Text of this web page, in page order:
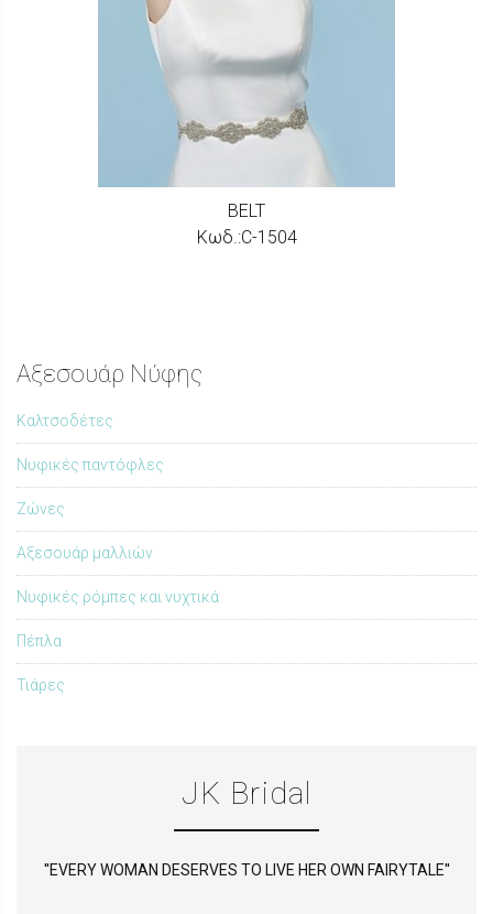
BELT
Κωδ.:C-1504
Αξεσουάρ Νύφης
Καλτσοδέτες
Nυφικές παντόφλες
Ζώνες
Αξεσουάρ μαλλιών
Νυφικές ρόμπες και νυχτικά
Πέπλα
Τιάρες
JK Bridal
''EVERY WOMAN DESERVES TO LIVE HER OWN FAIRYTALE''